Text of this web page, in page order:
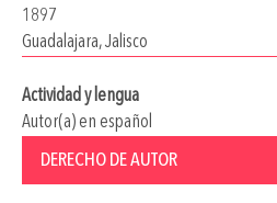
1897
Guadalajara, Jalisco
Actividad y lengua
Autor(a) en español
DERECHO DE AUTOR